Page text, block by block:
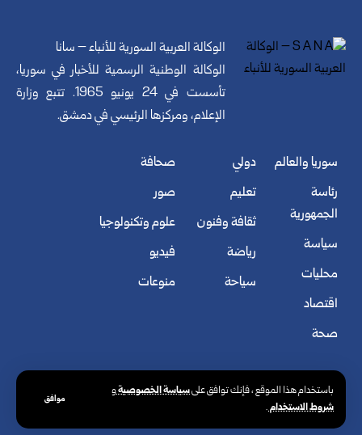
باستخدام هذا الموقع ، فإنك توافق علىسياسة الخصوصيةو
شروط الاستخدام.
موافق
الوكالة العربية السورية للأنباء – سانا
الوكالة الوطنية الرسمية للأخبار في سوريا،
تأسست في 24 يونيو 1965. تتبع وزارة
الإعلام، ومركزها الرئيسي في دمشق.
سوريا والعالم
رئاسة
الجمهورية
سياسة
محليات
اقتصاد
صحة
دولي
تعليم
ثقافة وفنون
رياضة
سياحة
صحافة
صور
علوم وتكنولوجيا
فيديو
منوعات
© الوكالة العربية السورية للأنباء. كافة الحقوق محفوظة.